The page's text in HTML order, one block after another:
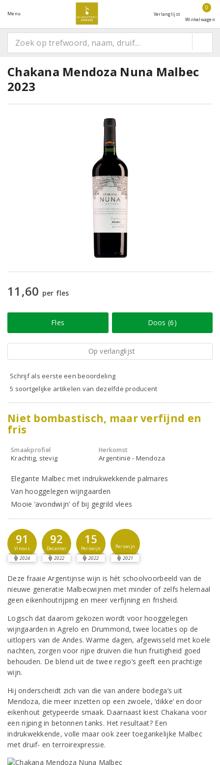
Menu Verlanglijst
0
Winkelwagen
Chakana Mendoza Nuna Malbec
2023
11,60 per fles
Fles Doos (6)
Op verlanglijst
Schrijf als eerste een beoordeling
5 soortgelijke artikelen van dezelfde producent
Niet bombastisch, maar verfijnd en
fris
Smaakprofiel
Krachtig, stevig
Herkomst
Argentinië - Mendoza
Elegante Malbec met indrukwekkende palmares
Van hooggelegen wijngaarden
Mooie ‘avondwijn’ of bij gegrild vlees
91
Vinous
2024
92
Decanter
2022
15
Perswijn
2022
Perswijn
2021
Deze fraaie Argentijnse wijn is hét schoolvoorbeeld van de
nieuwe generatie Malbecwijnen met minder of zelfs helemaal
geen eikenhoutrijping en meer verfijning en frisheid.
Logisch dat daarom gekozen wordt voor hooggelegen
wijngaarden in Agrelo en Drummond, twee locaties op de
uitlopers van de Andes. Warme dagen, afgewisseld met koele
nachten, zorgen voor rijpe druiven die hun fruitigheid goed
behouden. De blend uit de twee regio’s geeft een prachtige
wijn.
Hij onderscheidt zich van die van andere bodega’s uit
Mendoza, die meer inzetten op een zwoele, ‘dikke’ en door
eikenhout getypeerde smaak. Daarnaast kiest Chakana voor
een rijping in betonnen tanks. Het resultaat? Een
indrukwekkende, volle maar ook zeer toegankelijke Malbec
met druif- en terroirexpressie.